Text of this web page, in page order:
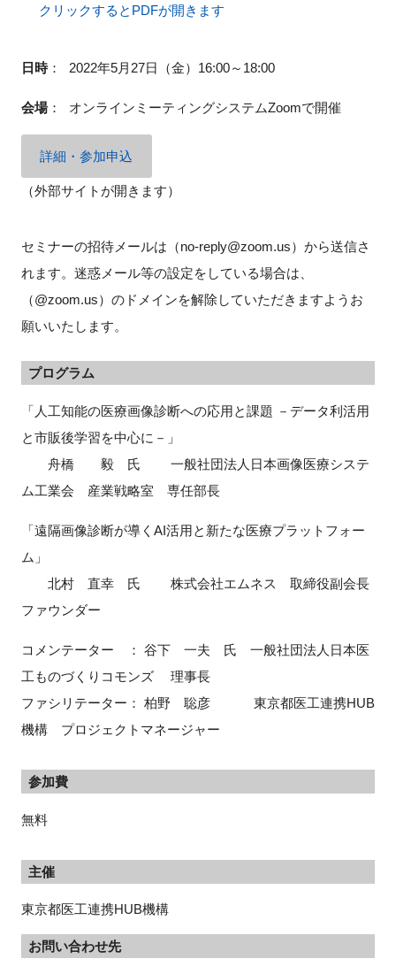
クリックするとPDFが開きます
日時： 2022年5月27日（金）16:00～18:00
会場： オンラインミーティングシステムZoomで開催
詳細・参加申込
（外部サイトが開きます）
セミナーの招待メールは（no-reply@zoom.us）から送信さ
れます。迷惑メール等の設定をしている場合は、
（@zoom.us）のドメインを解除していただきますようお
願いいたします。
プログラム
「人工知能の医療画像診断への応用と課題 －データ利活用
と市販後学習を中心に－」
舟橋 毅 氏 一般社団法人日本画像医療システ
ム工業会 産業戦略室 専任部長
「遠隔画像診断が導くAI活用と新たな医療プラットフォー
ム」
北村 直幸 氏 株式会社エムネス 取締役副会長
ファウンダー
コメンテーター ： 谷下 一夫 氏 一般社団法人日本医
工ものづくりコモンズ 理事長
ファシリテーター： 柏野 聡彦 東京都医工連携HUB
機構 プロジェクトマネージャー
参加費
無料
主催
東京都医工連携HUB機構
お問い合わせ先